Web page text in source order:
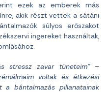
ezek az emberek más
akik részt vettek a sátáni
súlyos erőszakot
ingereket használtak,
stressz zavar tüneteim”–
voltak és étkezési
a bántalmazás pillanatainak